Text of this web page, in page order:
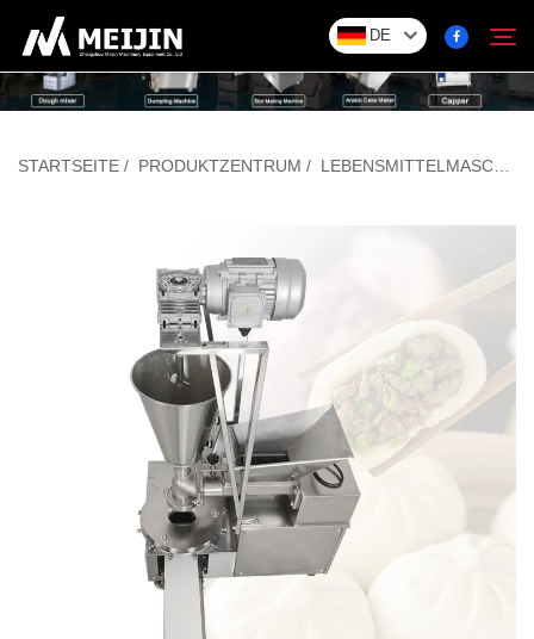
DE
Unternehmen
Produktzentrum
STARTSEITE / PRODUKTZENTRUM / LEBENSMITTELMASCHINEN